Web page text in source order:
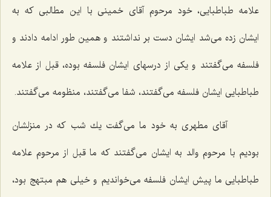
علامه طباطبایی، خود مرحوم آقای خمینی با این مطالبی كه به
ایشان زده می‌شد ایشان دست بر نداشتند و همین طور ادامه دادند و
فلسفه می‌گفتند و یكی از درسهای ایشان فلسفه بوده، قبل از علامه
طباطبایی ایشان فلسفه می‌گفتند، شفا می‌گفتند، منظومه می‌گفتند.
آقای مطهری به خود ما می‌گفت یك شب كه در منزلشان
بودیم با مرحوم والد به ایشان می‌گفتند كه ما قبل از مرحوم علامه
طباطبایی ما پیش ایشان فلسفه می‌خواندیم و خیلی هم مبتهج بود،